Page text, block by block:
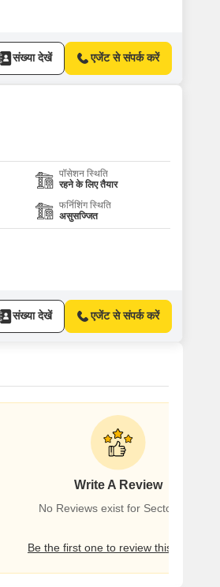
संख्या देखें एजेंट से संपर्क करें
पॉसेशन स्थिति
रहने के लिए तैयार
फर्निशिंग स्थिति
असुसज्जित
संख्या देखें एजेंट से संपर्क करें
Write A Review
No Reviews exist for Sector 95A
Be the first one to review this locality